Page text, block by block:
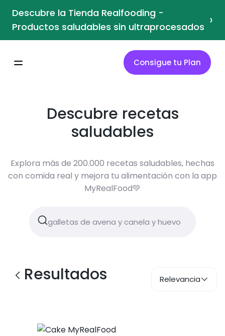
Descubre la Tienda Realfooding -
Productos saludables sin ultraprocesados ›
Consigue tu Plan
Descubre recetas
saludables
Explora más de 200.000 recetas saludables, hechas
con comida real y mejora tu alimentación con la app
MyRealFood💚
Resultados Relevancia